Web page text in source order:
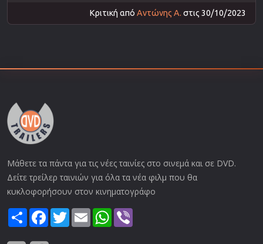
Κριτική από Αντώνης Α. στις 30/10/2023
Μάθετε τα πάντα για τις νέες ταινίες στο σινεμά και σε DVD.
Δείτε τρείλερ ταινιών για όλα τα νέα φιλμ που θα
κυκλοφορήσουν στον κινηματογράφο
ShareFacebook
TwitterEmail WhatsApp